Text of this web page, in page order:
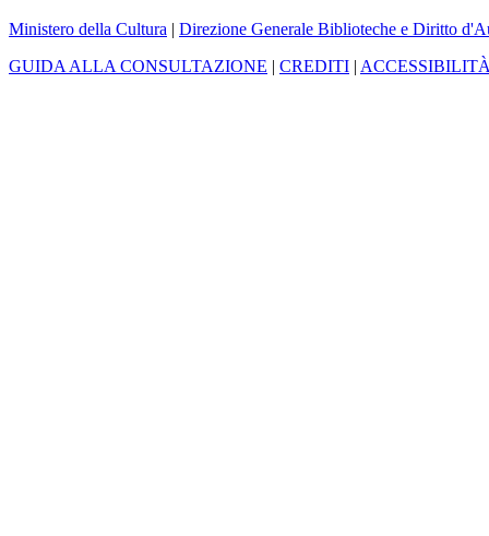
Ministero della Cultura | Direzione Generale Biblioteche e Diritto
GUIDA ALLA CONSULTAZIONE | CREDITI |